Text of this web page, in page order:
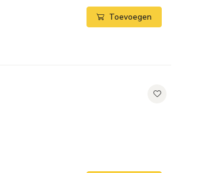
Toevoegen